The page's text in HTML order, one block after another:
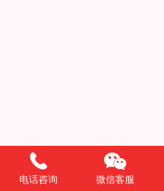
电话咨询 微信客服